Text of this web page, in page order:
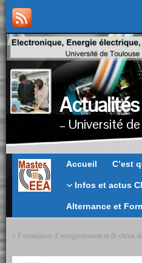
– Université
MasterAccueil C’est
Infos et actus
Alternance et
« Formulaires d’enregistrement et de